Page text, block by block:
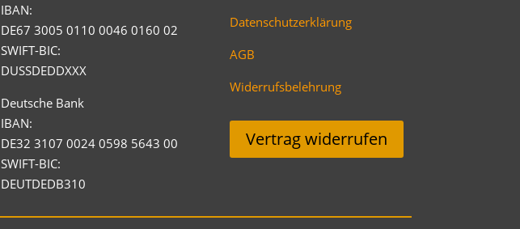
IBAN:
DE67 3005 0110 0046 0160 02
SWIFT-BIC:
DUSSDEDDXXX
Deutsche Bank
IBAN:
DE32 3107 0024 0598 5643 00
SWIFT-BIC:
DEUTDEDB310
Datenschutzerklärung
AGB
Widerrufsbelehrung
Vertrag widerrufen